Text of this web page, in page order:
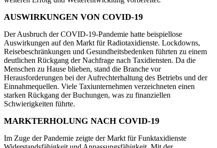
AUSWIRKUNGEN VON COVID-19
Der Ausbruch der COVID-19-Pandemie hatte beispiellose
Auswirkungen auf den Markt für Radiotaxidienste. Lockdowns,
Reisebeschränkungen und Gesundheitsbedenken führten zu einem
deutlichen Rückgang der Nachfrage nach Taxidiensten. Da die
Menschen zu Hause blieben, stand die Branche vor
Herausforderungen bei der Aufrechterhaltung des Betriebs und der
Einnahmequellen. Viele Taxiunternehmen verzeichneten einen
starken Rückgang der Buchungen, was zu finanziellen
Schwierigkeiten führte.
MARKTERHOLUNG NACH COVID-19
Im Zuge der Pandemie zeigte der Markt für Funktaxidienste